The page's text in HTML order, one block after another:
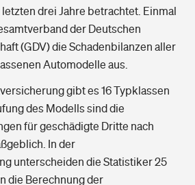
drei Jahre betrachtet. Einmal
der Deutschen
(GDV) die Schadenbilanzen aller
Automodelle aus.
gibt es 16 Typklassen
des Modells sind die
für geschädigte Dritte nach
In der
unterscheiden die Statistiker 25
die Berechnung der